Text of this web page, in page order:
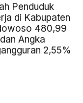
Penduduk
di Kabupaten
480,99
Angka
2,55%